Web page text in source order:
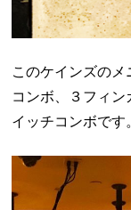
このケインズの
コンボ、３フィ
イッチコンボです